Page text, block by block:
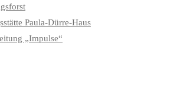
Paula-Dürre-Haus
„Impulse“